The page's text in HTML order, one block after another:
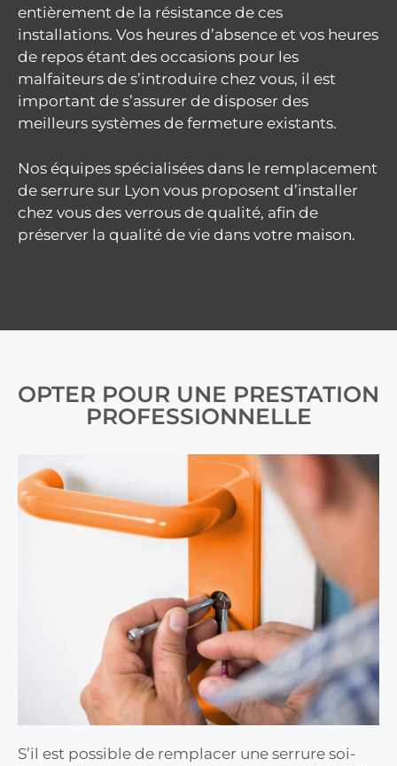
entièrement de la résistance de ces
installations. Vos heures d’absence et vos heures
de repos étant des occasions pour les
malfaiteurs de s’introduire chez vous, il est
important de s’assurer de disposer des
meilleurs systèmes de fermeture existants.
Nos équipes spécialisées dans le remplacement
de serrure sur Lyon vous proposent d’installer
chez vous des verrous de qualité, afin de
préserver la qualité de vie dans votre maison.
OPTER POUR UNE PRESTATION
PROFESSIONNELLE
S’il est possible de remplacer une serrure soi-